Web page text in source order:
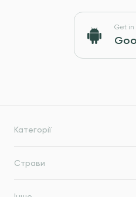
Get in
Категорії
Страви